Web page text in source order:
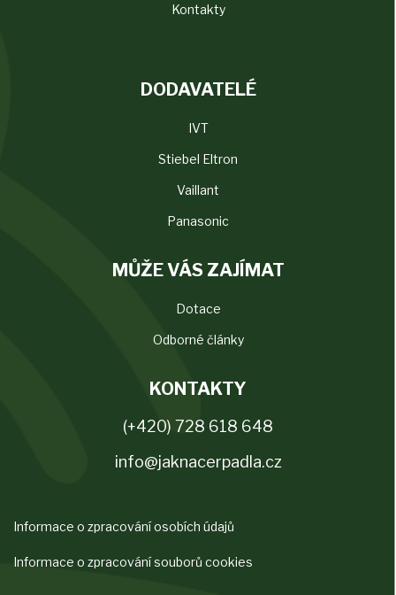
Kontakty
DODAVATELÉ
IVT
Stiebel Eltron
Vaillant
Panasonic
MŮŽE VÁS ZAJÍMAT
Dotace
Odborné články
KONTAKTY
(+420) 728 618 648
info@jaknacerpadla.cz
Informace o zpracování osobích údajů
Informace o zpracování souborů cookies